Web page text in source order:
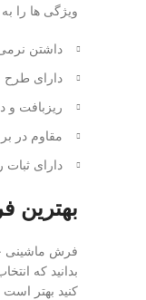
ویژگی ها را
داشتن
دارای طرح
ریزبافت و
مقاوم در
دارای ثبات
بهترین
فرش ماشینی
بدانید که
کنید بهتر است